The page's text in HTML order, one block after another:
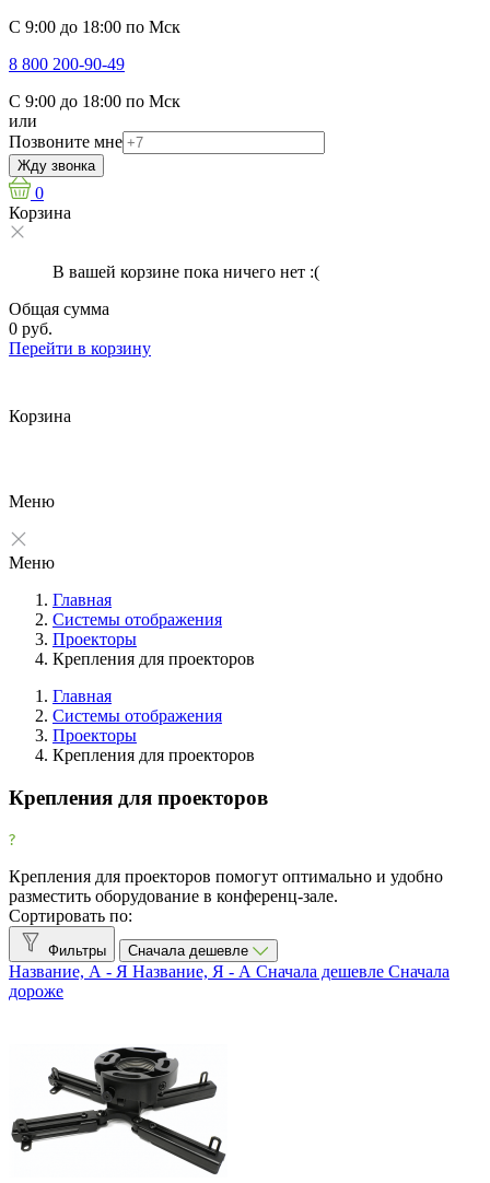
С 9:00 до 18:00 по Мск
8 800 200-90-49
С 9:00 до 18:00 по Мск
или
Позвоните мне
Жду звонка
0
Корзина
В вашей корзине пока ничего нет :(
Общая сумма
0 руб.
Перейти в корзину
Корзина
Меню
Меню
Главная
Системы отображения
Проекторы
Крепления для проекторов
Фильтры
Очистить
Фильтр
Все производители
Brateck 4
Wize 21
Тип крепления
Мобильное 4
Показать товары25
Главная
Системы отображения
Проекторы
Крепления для проекторов
Крепления для проекторов
Крепления для проекторов помогут оптимально и удобно
разместить оборудование в конференц-зале.
Сортировать по:
Фильтры Сначала дешевле
Название, А - Я Название, Я - А Сначала дешевле Сначала
дороже